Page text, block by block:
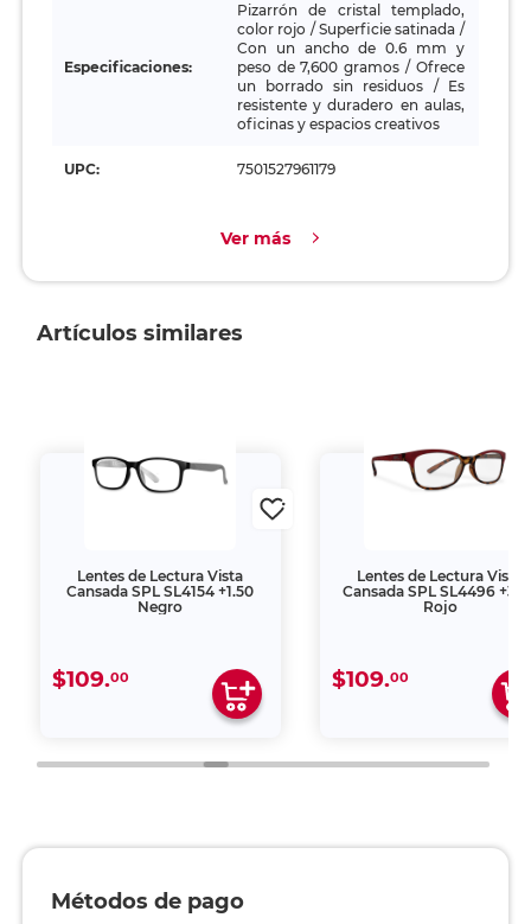
Especificaciones:
Pizarrón de cristal templado,
color rojo / Superficie satinada /
Con un ancho de 0.6 mm y
peso de 7,600 gramos / Ofrece
un borrado sin residuos / Es
resistente y duradero en aulas,
oficinas y espacios creativos
UPC: 7501527961179
Ver más
Artículos similares
Lentes de Lectura Vista
Cansada SPL SL4154 +1.50
Negro
$109.00
Lentes de Lectura Vista
Cansada SPL SL4496
Rojo
$109.00
Métodos de pago